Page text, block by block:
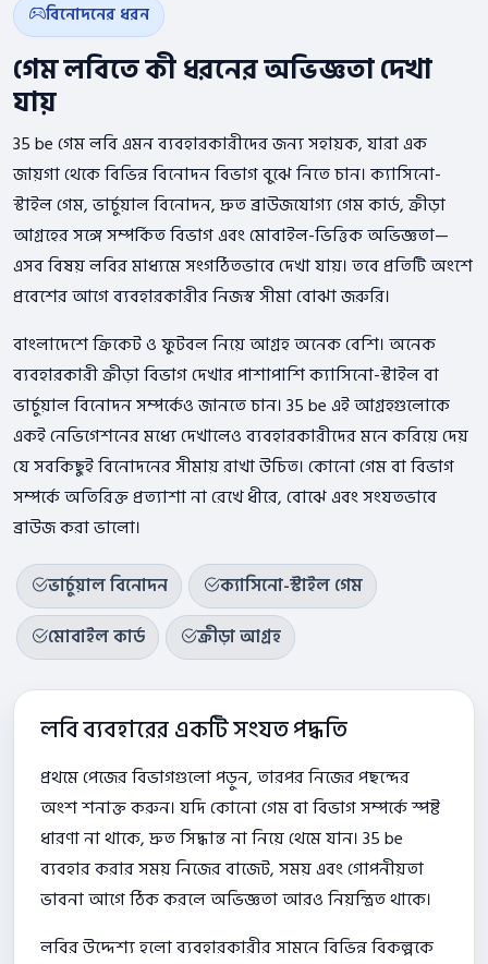
বিনোদনের ধরন
গেম লবিতে কী ধরনের অভিজ্ঞতা দেখা
যায়
35 be গেম লবি এমন ব্যবহারকারীদের জন্য সহায়ক, যারা এক
জায়গা থেকে বিভিন্ন বিনোদন বিভাগ বুঝে নিতে চান। ক্যাসিনো-
স্টাইল গেম, ভার্চুয়াল বিনোদন, দ্রুত ব্রাউজযোগ্য গেম কার্ড, ক্রীড়া
আগ্রহের সঙ্গে সম্পর্কিত বিভাগ এবং মোবাইল-ভিত্তিক অভিজ্ঞতা—
এসব বিষয় লবির মাধ্যমে সংগঠিতভাবে দেখা যায়। তবে প্রতিটি অংশে
প্রবেশের আগে ব্যবহারকারীর নিজস্ব সীমা বোঝা জরুরি।
বাংলাদেশে ক্রিকেট ও ফুটবল নিয়ে আগ্রহ অনেক বেশি। অনেক
ব্যবহারকারী ক্রীড়া বিভাগ দেখার পাশাপাশি ক্যাসিনো-স্টাইল বা
ভার্চুয়াল বিনোদন সম্পর্কেও জানতে চান। 35 be এই আগ্রহগুলোকে
একই নেভিগেশনের মধ্যে দেখালেও ব্যবহারকারীদের মনে করিয়ে দেয়
যে সবকিছুই বিনোদনের সীমায় রাখা উচিত। কোনো গেম বা বিভাগ
সম্পর্কে অতিরিক্ত প্রত্যাশা না রেখে ধীরে, বোঝে এবং সংযতভাবে
ব্রাউজ করা ভালো।
ভার্চুয়াল বিনোদন
ক্যাসিনো-স্টাইল গেম
মোবাইল কার্ড
ক্রীড়া আগ্রহ
লবি ব্যবহারের একটি সংযত পদ্ধতি
প্রথমে পেজের বিভাগগুলো পড়ুন, তারপর নিজের পছন্দের
অংশ শনাক্ত করুন। যদি কোনো গেম বা বিভাগ সম্পর্কে স্পষ্ট
ধারণা না থাকে, দ্রুত সিদ্ধান্ত না নিয়ে থেমে যান। 35 be
ব্যবহার করার সময় নিজের বাজেট, সময় এবং গোপনীয়তা
ভাবনা আগে ঠিক করলে অভিজ্ঞতা আরও নিয়ন্ত্রিত থাকে।
লবির উদ্দেশ্য হলো ব্যবহারকারীর সামনে বিভিন্ন বিকল্পকে